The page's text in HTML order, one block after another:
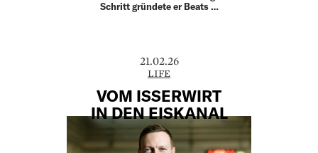
Schritt gründete er Beats …
21.02.26
LIFE
VOM ISSERWIRT
IN DEN EISKANAL